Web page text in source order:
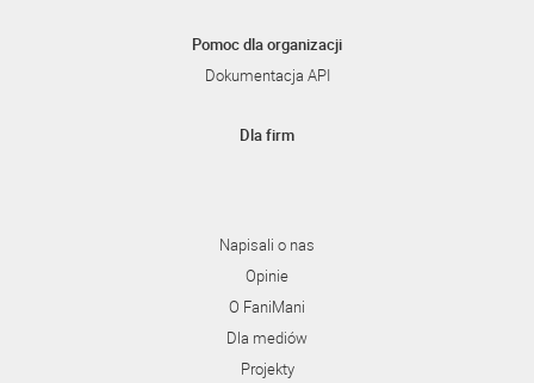
Pomoc dla organizacji
Dokumentacja API
Dla firm
Napisali o nas
Opinie
O FaniMani
Dla mediów
Projekty